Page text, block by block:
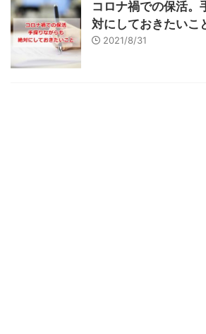
コロナ禍での保活。
対にしておきたいこ
2021/8/31